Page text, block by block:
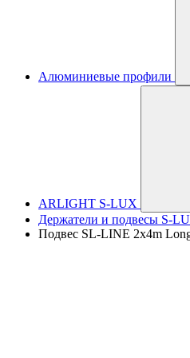
Алюминиевые профили
ARLIGHT S-LUX
Держатели и подвесы S-
Подвес SL-LINE 2x4m